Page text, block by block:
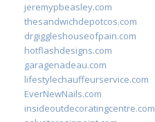
jeremypbeasley.com
thesandwichdepotcos.com
drgiggleshouseofpain.com
hotflashdesigns.com
garagenadeau.com
lifestylechauffeurservice.com
EverNewNails.com
insideoutdecoratingcentre.com